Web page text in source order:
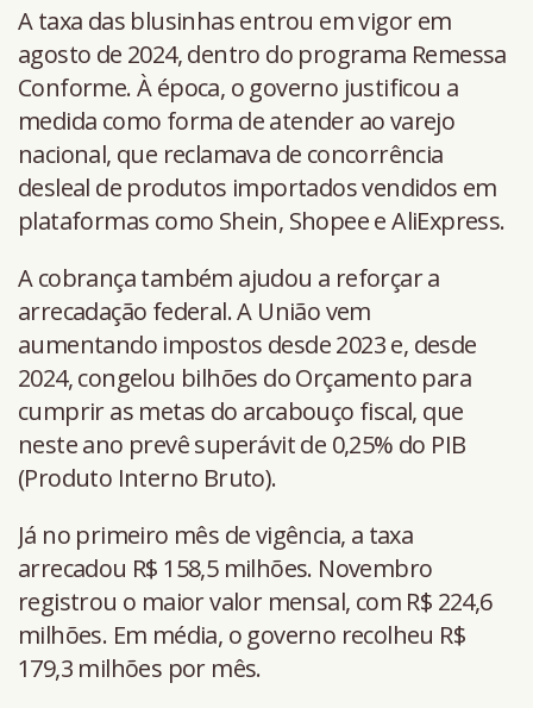
A taxa das blusinhas entrou em vigor em
agosto de 2024, dentro do programa Remessa
Conforme. À época, o governo justificou a
medida como forma de atender ao varejo
nacional, que reclamava de concorrência
desleal de produtos importados vendidos em
plataformas como Shein, Shopee e AliExpress.
A cobrança também ajudou a reforçar a
arrecadação federal. A União vem
aumentando impostos desde 2023 e, desde
2024, congelou bilhões do Orçamento para
cumprir as metas do arcabouço fiscal, que
neste ano prevê superávit de 0,25% do PIB
(Produto Interno Bruto).
Já no primeiro mês de vigência, a taxa
arrecadou R$ 158,5 milhões. Novembro
registrou o maior valor mensal, com R$ 224,6
milhões. Em média, o governo recolheu R$
179,3 milhões por mês.